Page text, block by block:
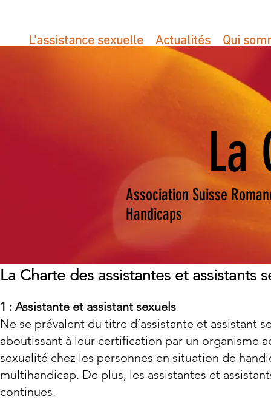
L'assistance sexuelle Actualités Qui
La Charte des assistantes et assistants
1 : Assistante et assistant sexuels
Ne se prévalent du titre d’assistante et assistant
aboutissant à leur certification par un organisme
sexualité chez les personnes en situation de
multihandicap. De plus, les assistantes et
continues.
La
Association Suisse
Handicaps